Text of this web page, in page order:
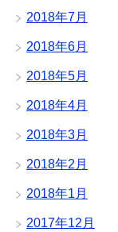
2018年7月
2018年6月
2018年5月
2018年4月
2018年3月
2018年2月
2018年1月
2017年12月